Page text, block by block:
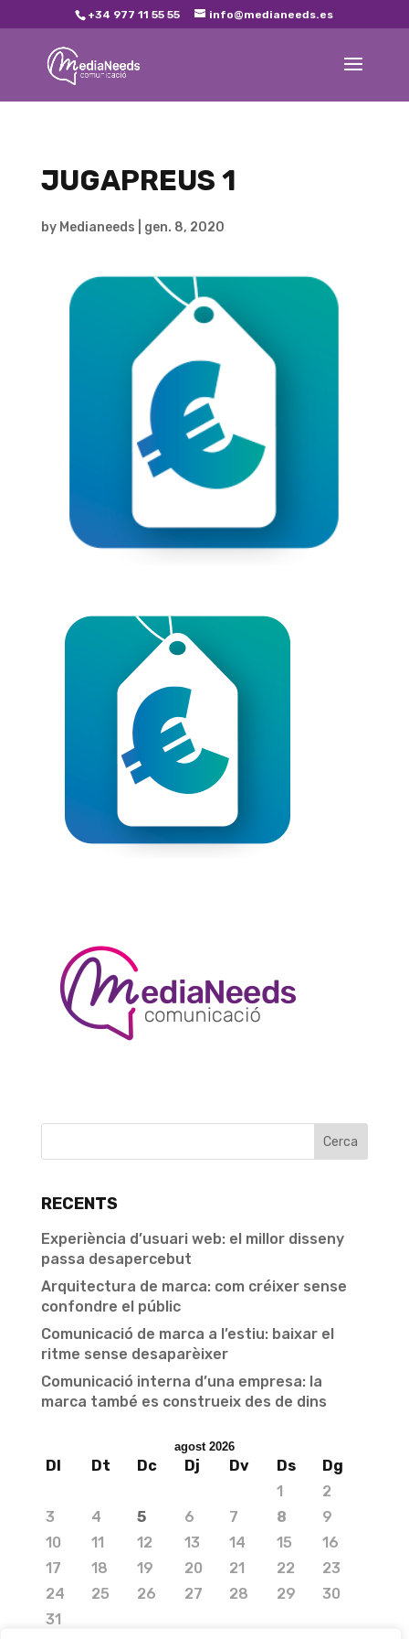
+34 977 11 55 55 info@medianeeds.es
JUGAPREUS 1
by Medianeeds gen. 8, 2020
RECENTS
Experiència d’usuari web: el millor disseny
passa desapercebut
Arquitectura de marca: com créixer sense
confondre el públic
Comunicació de marca a l’estiu: baixar el
ritme sense desaparèixer
Comunicació interna d’una empresa: la
marca també es construeix des de dins
agost 2026
Dl Dt Dc Dj Dv Ds
Dg
1
2
3
4 5 6 7 8
9
10
11 12 13 14 15
16
17
18 19 20 21 22
23
24
25 26 27 28 29
30
31